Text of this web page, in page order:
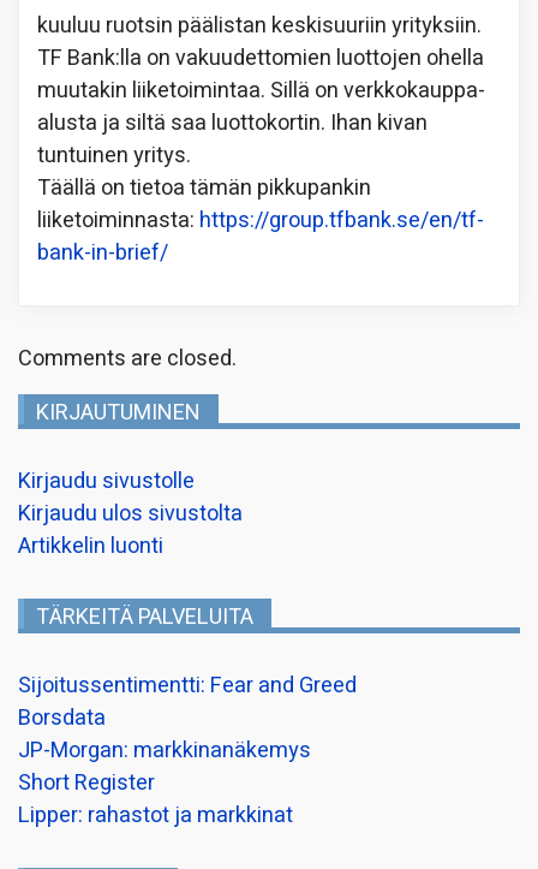
kuuluu ruotsin päälistan keskisuuriin yrityksiin.
TF Bank:lla on vakuudettomien luottojen ohella
muutakin liiketoimintaa. Sillä on verkkokauppa-
alusta ja siltä saa luottokortin. Ihan kivan
tuntuinen yritys.
Täällä on tietoa tämän pikkupankin
liiketoiminnasta: https://group.tfbank.se/en/tf-
bank-in-brief/
Comments are closed.
KIRJAUTUMINEN
Kirjaudu sivustolle
Kirjaudu ulos sivustolta
Artikkelin luonti
TÄRKEITÄ PALVELUITA
Sijoitussentimentti: Fear and Greed
Borsdata
JP-Morgan: markkinanäkemys
Short Register
Lipper: rahastot ja markkinat